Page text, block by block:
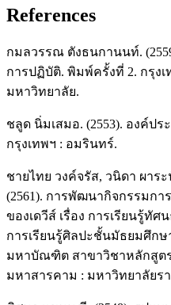
References
กมลวรรณ ตังธนกานนท์.
การปฏิบัติ. พิมพ์ครั้งที่ 2. กรุง
มหาวิทยาลัย.
ชลูด นิ่มเสมอ. (2553). องค์ป
กรุงเทพฯ : อมรินทร์.
ชายไทย วงค์จรัส, วนิดา ผา
(2561). การพัฒนากิจกรรมก
ของเดวีส์ เรื่อง การเรียนรู้ทั
การเรียนรู้ศิลปะชั้นมัธยมศึก
มหาบัณฑิต สาขาวิชาหลักสูต
มหาสารคาม : มหาวิทยาลัยร